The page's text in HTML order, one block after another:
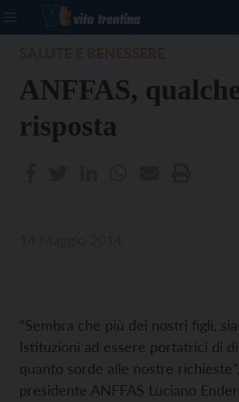
ANFFAS,
risposta
“Sembra che più dei nostri figli,
Istituzioni ad essere portatrici di
quanto sorde alle nostre
presidente ANFFAS Luciano